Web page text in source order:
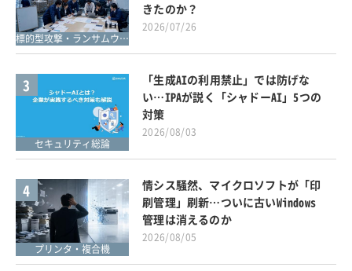
標的型攻撃・ランサムウェア対策
きたのか？
2026/07/26
3
セキュリティ総論
「生成AIの利用禁止」では防げな
い…IPAが説く「シャドーAI」5つの
対策
2026/08/03
4
プリンタ・複合機
情シス騒然、マイクロソフトが「印
刷管理」刷新…ついに古いWindows
管理は消えるのか
2026/08/05